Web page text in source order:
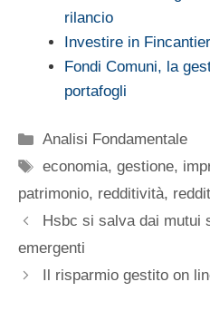
rilancio
Investire in
Fondi Comuni, la
portafogli
Categorie
Analisi Fondamentale
Tag
economia,gestione,
patrimonio, redditività,
Hsbc si salva dai mutui
emergenti
Il risparmio gestito on